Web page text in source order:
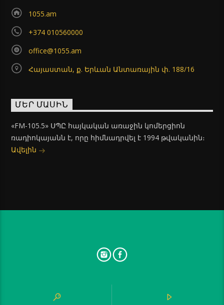
1055.am
+374 010560000
office@1055.am
Հայաստան, ք. Երևան Անտառային փ. 188/16
ՄԵՐ ՄԱՍԻՆ
«FM-105.5» ՍՊԸ հայկական առաջին կոմերցիոն
ռադիոկայանն է, որը հիմնադրվել է 1994 թվականին։
Ավելին